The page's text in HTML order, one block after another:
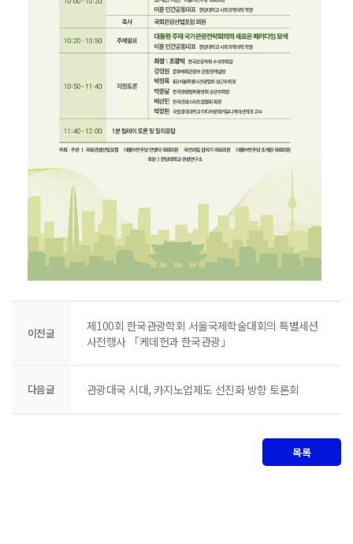
이전글
제100회 한국관광학회 서울국제학술대회의 특별세션
사전행사 「케데헌과 한국관광」
다음글 관광대국 시대, 카지노업제도 선진화 방향 토론회
목록